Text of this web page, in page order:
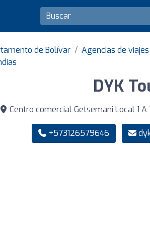
de Bolívar
Agencias de
DYK
Centro comercial Getsemani Local 1 A
+573126579646